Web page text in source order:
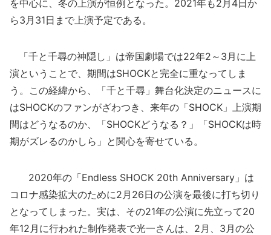
を中心に、冬の上演が恒例となった。2021年も2月4日か
ら3月31日まで上演予定である。
「千と千尋の神隠し」は帝国劇場では22年2～3月に上
演ということで、期間はSHOCKと完全に重なってしま
う。この経緯から、「千と千尋」舞台化決定のニュースに
はSHOCKのファンがざわつき、来年の「SHOCK」上演期
間はどうなるのか、「SHOCKどうなる？」「SHOCKは時
期がズレるのかしら」と関心を寄せている。
2020年の「Endless SHOCK 20th Anniversary」は
コロナ感染拡大のために2月26日の公演を最後に打ち切り
となってしまった。実は、その21年の公演に先立って20
年12月に行われた制作発表で光一さんは、2月、3月の公